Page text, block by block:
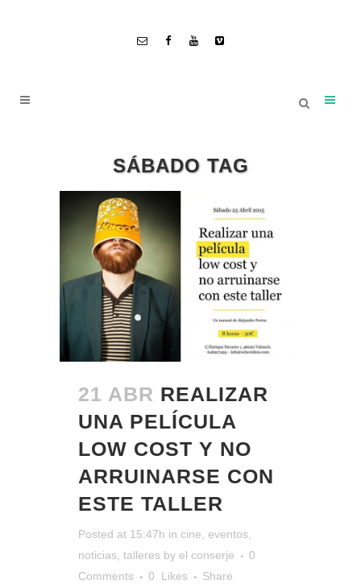
SÁBADO TAG
21 ABR REALIZAR
UNA PELÍCULA
LOW COST Y NO
ARRUINARSE CON
ESTE TALLER
Posted at 15:47h in cine eventos
noticias talleres by el conserje
0
Comments
0 Likes Share